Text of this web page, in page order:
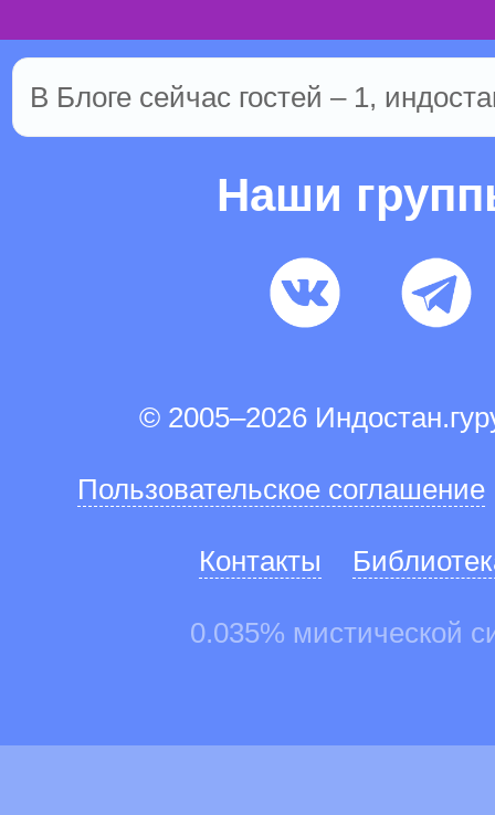
В Блоге сейчас гостей – 1,
Наши
© 2005–2026
Пользовательское соглашение
Контакты
0.035% мистической